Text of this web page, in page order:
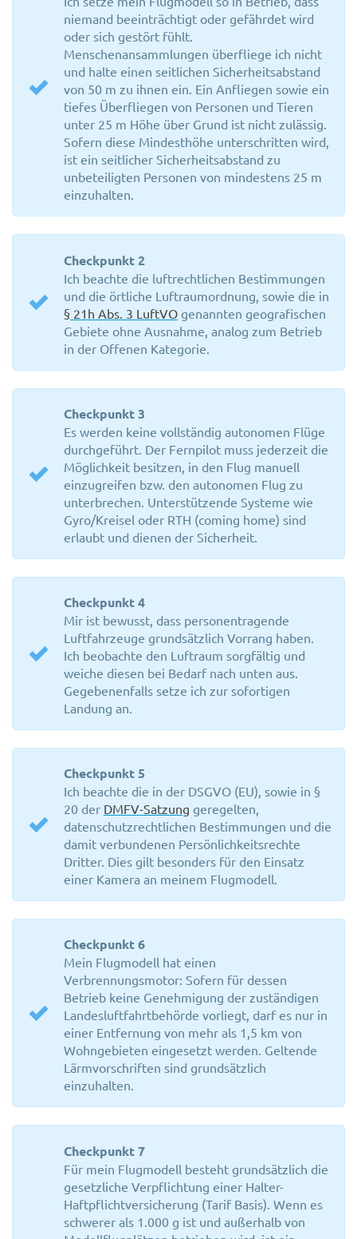
niemand beeinträchtigt oder gefährdet wird
oder sich gestört fühlt.
Menschenansammlungen überfliege ich nicht
und halte einen seitlichen Sicherheitsabstand
von 50 m zu ihnen ein. Ein Anfliegen sowie ein
tiefes Überfliegen von Personen und Tieren
unter 25 m Höhe über Grund ist nicht zulässig.
Sofern diese Mindesthöhe unterschritten wird,
ist ein seitlicher Sicherheitsabstand zu
unbeteiligten Personen von mindestens 25 m
einzuhalten.
Checkpunkt 2
Ich beachte die luftrechtlichen Bestimmungen
und die örtliche Luftraumordnung, sowie die in
§ 21h Abs. 3 LuftVO genannten geografischen
Gebiete ohne Ausnahme, analog zum Betrieb
in der Offenen Kategorie.
Checkpunkt 3
Es werden keine vollständig autonomen Flüge
durchgeführt. Der Fernpilot muss jederzeit die
Möglichkeit besitzen, in den Flug manuell
einzugreifen bzw. den autonomen Flug zu
unterbrechen. Unterstützende Systeme wie
Gyro/Kreisel oder RTH (coming home) sind
erlaubt und dienen der Sicherheit.
Checkpunkt 4
Mir ist bewusst, dass personentragende
Luftfahrzeuge grundsätzlich Vorrang haben.
Ich beobachte den Luftraum sorgfältig und
weiche diesen bei Bedarf nach unten aus.
Gegebenenfalls setze ich zur sofortigen
Landung an.
Checkpunkt 5
Ich beachte die in der DSGVO (EU), sowie in §
20 der DMFV-Satzung geregelten,
datenschutzrechtlichen Bestimmungen und die
damit verbundenen Persönlichkeitsrechte
Dritter. Dies gilt besonders für den Einsatz
einer Kamera an meinem Flugmodell.
Checkpunkt 6
Mein Flugmodell hat einen
Verbrennungsmotor: Sofern für dessen
Betrieb keine Genehmigung der zuständigen
Landesluftfahrtbehörde vorliegt, darf es nur in
einer Entfernung von mehr als 1,5 km von
Wohngebieten eingesetzt werden. Geltende
Lärmvorschriften sind grundsätzlich
einzuhalten.
Checkpunkt 7
Für mein Flugmodell besteht grundsätzlich die
gesetzliche Verpflichtung einer Halter-
Haftpflichtversicherung (Tarif Basis). Wenn es
schwerer als 1.000 g ist und außerhalb von